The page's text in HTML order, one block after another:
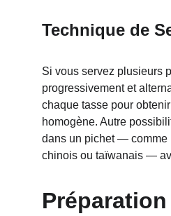
Technique de
Si vous servez plusieurs
progressivement et
chaque tasse pour
homogène. Autre
dans un pichet — comme
chinois ou taïwanais —